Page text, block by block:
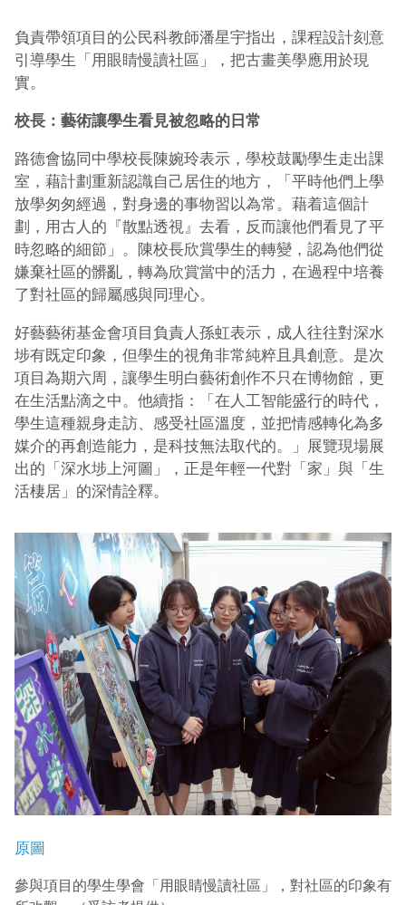
負責帶領項目的公民科教師潘星宇指出，課程設計刻意
引導學生「用眼睛慢讀社區」，把古畫美學應用於現
實。
校長：藝術讓學生看見被忽略的日常
路德會協同中學校長陳婉玲表示，學校鼓勵學生走出課
室，藉計劃重新認識自己居住的地方，「平時他們上學
放學匆匆經過，對身邊的事物習以為常。藉着這個計
劃，用古人的『散點透視』去看，反而讓他們看見了平
時忽略的細節」。陳校長欣賞學生的轉變，認為他們從
嫌棄社區的髒亂，轉為欣賞當中的活力，在過程中培養
了對社區的歸屬感與同理心。
好藝藝術基金會項目負責人孫虹表示，成人往往對深水
埗有既定印象，但學生的視角非常純粹且具創意。是次
項目為期六周，讓學生明白藝術創作不只在博物館，更
在生活點滴之中。他續指：「在人工智能盛行的時代，
學生這種親身走訪、感受社區溫度，並把情感轉化為多
媒介的再創造能力，是科技無法取代的。」展覽現場展
出的「深水埗上河圖」，正是年輕一代對「家」與「生
活棲居」的深情詮釋。
原圖
參與項目的學生學會「用眼睛慢讀社區」，對社區的印象有